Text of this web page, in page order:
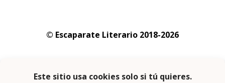
© Escaparate Literario 2018-2026
privacidad